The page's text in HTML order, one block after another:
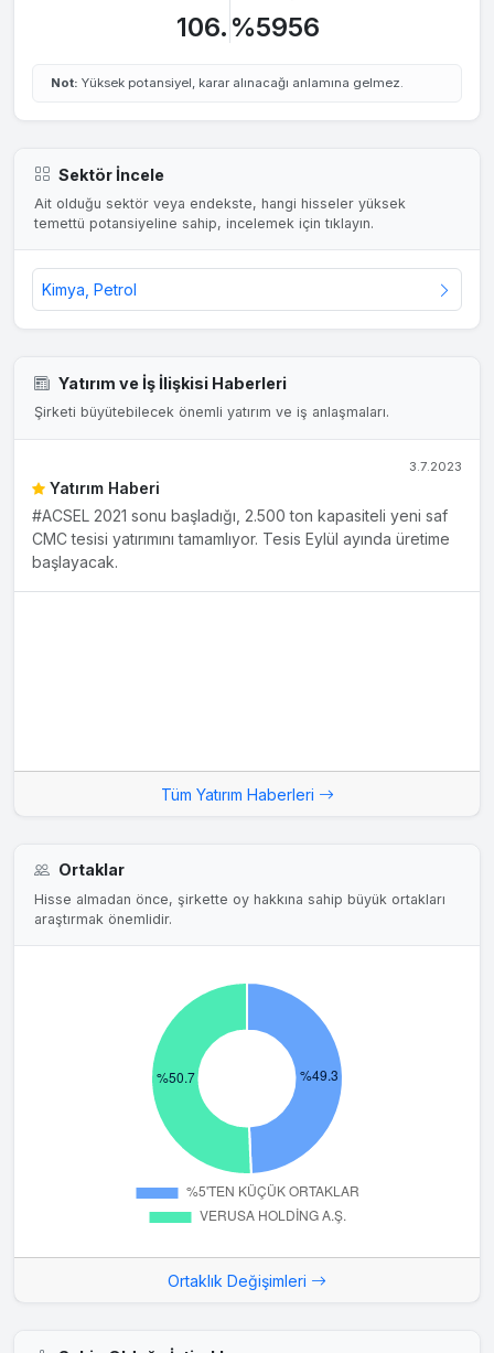
106. %5956
Not: Yüksek potansiyel, karar alınacağı anlamına gelmez.
Sektör İncele
Ait olduğu sektör veya endekste, hangi hisseler yüksek
temettü potansiyeline sahip, incelemek için tıklayın.
Kimya, Petrol
Yatırım ve İş İlişkisi Haberleri
Şirketi büyütebilecek önemli yatırım ve iş anlaşmaları.
3.7.2023
Yatırım Haberi
#ACSEL 2021 sonu başladığı, 2.500 ton kapasiteli yeni saf
CMC tesisi yatırımını tamamlıyor. Tesis Eylül ayında üretime
başlayacak.
Tüm Yatırım Haberleri
Ortaklar
Hisse almadan önce, şirkette oy hakkına sahip büyük ortakları
araştırmak önemlidir.
Ortaklık Değişimleri